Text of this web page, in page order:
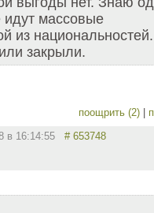
идут массовые
из национальностей.
закрыли.
поощрить (2)
в 16:14:55 # 653748